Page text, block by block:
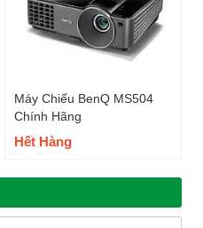
Máy Chiếu BenQ MS504
Chính Hãng
Hết Hàng